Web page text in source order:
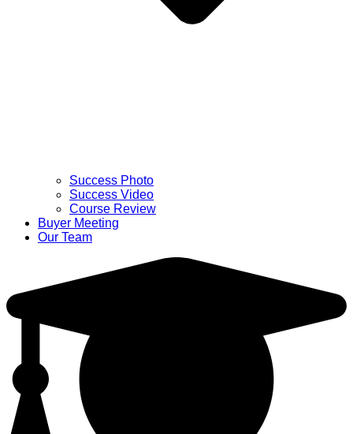
Success Photo
Success Video
Course Review
Buyer Meeting
Our Team